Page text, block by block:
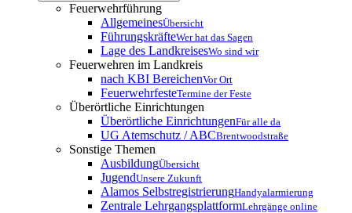
Feuerwehrführung
AllgemeinesÜbersicht
FührungskräfteWer hat das Sagen
Lage des LandkreisesWo sind wir
Feuerwehren im Landkreis
nach KBI BereichenVor Ort
FeuerwehrfesteTermine der Feste
Überörtliche Einrichtungen
Überörtliche EinrichtungenFür alle da
UG Atemschutz / ABCBrentwoodstraße
Sonstige Themen
AusbildungÜbersicht
JugendUnsere Zukunft
Alamos SelbstregistrierungHandyalarmierung
Zentrale LehrgangsplattformLehrgänge online